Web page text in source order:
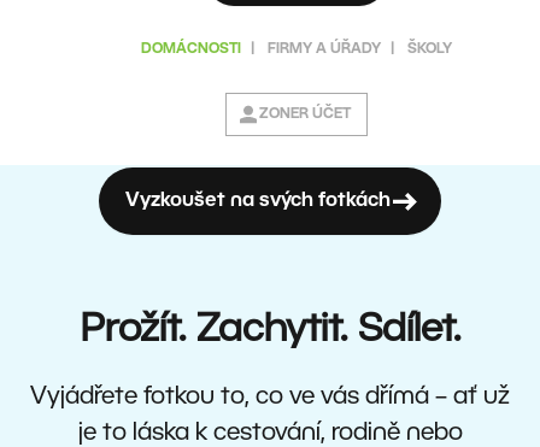
DOMÁCNOSTI FIRMY A ÚŘADY ŠKOLY
ZONER ÚČET
Vyzkoušet na svých fotkách
Prožít. Zachytit. Sdílet.
Vyjádřete fotkou to, co ve vás dřímá – ať už
je to láska k cestování, rodině nebo